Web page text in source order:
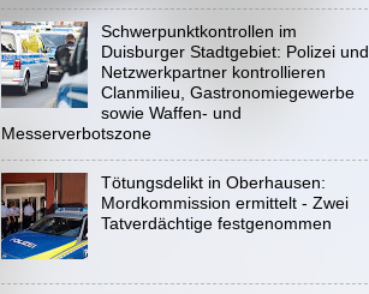
Schwerpunktkontrollen im
Duisburger Stadtgebiet: Polizei und
Netzwerkpartner kontrollieren
Clanmilieu, Gastronomiegewerbe
sowie Waffen- und
Messerverbotszone
Tötungsdelikt in Oberhausen:
Mordkommission ermittelt - Zwei
Tatverdächtige festgenommen